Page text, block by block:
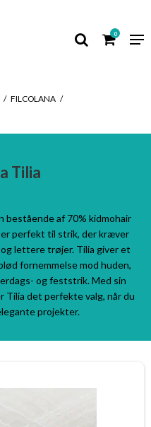
0
/ FILCOLANA /
Tilia
bestående af 70% kidmohair
perfekt til strik, der kræver
lettere trøjer. Tilia giver et
fornemmelse mod huden,
og feststrik. Med sin
det perfekte valg, når du
projekter.